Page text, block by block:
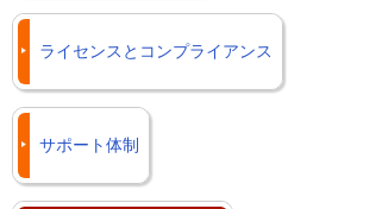
ライセンスとコンプライアンス
サポート体制